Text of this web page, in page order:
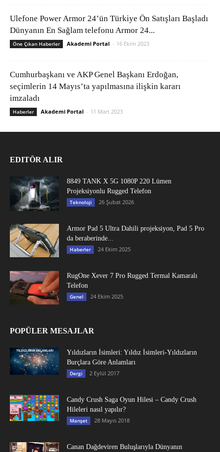
Ulefone Power Armor 24’ün Türkiye Ön Satışları Başladı
Dünyanın En Sağlam telefonu Armor 24...
Öne Çıkan Haberler Akademi Portal - 16 Ekim 2023
Cumhurbaşkanı ve AKP Genel Başkanı Erdoğan,
seçimlerin 14 Mayıs’ta yapılmasına ilişkin kararı
imzaladı
Haberler Akademi Portal - 11 Mart 2023
EDITÖR ALIR
8849 TANK X 5G 1080P 220 Lümen
Projeksiyonlu Rugged Telefon
Teknoloji 26 Şubat 2026
Armor Pad 5 Ultra Dahili projeksiyon, Pad 5 Pro
da beraberinde...
Haberler 24 Ekim 2025
RugOne Xever 7 Pro Rugged Termal Kamaralı
Telefon
Genel 24 Ekim 2025
POPÜLER MESAJLAR
Yıldızların İsimleri: Yıldız İsimleri-Yıldızların
Burçlara Göre Anlamları
Dergi 2 Eylül 2017
Candy Crush Saga Oyun Hilesi – Candy Crush
Hileleri nasıl yapılır?
Manşet 28 Mayıs 2018
Canan Dağdeviren Buluşlarıyla Dünyanın